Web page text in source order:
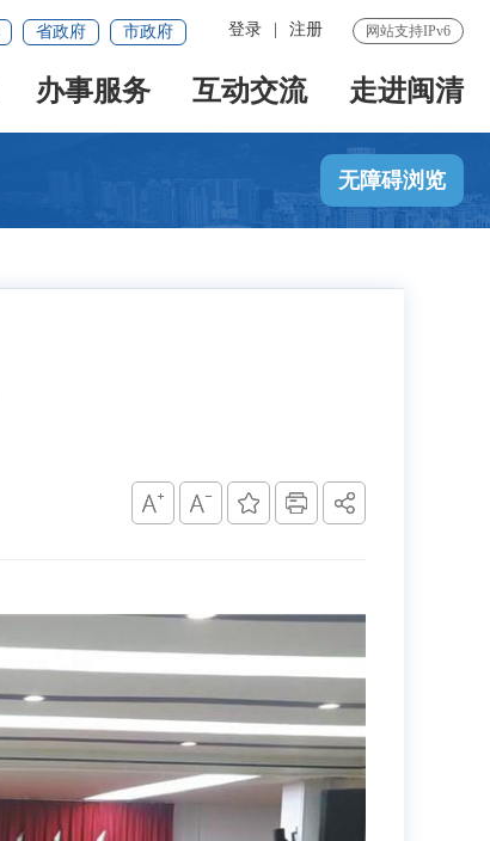
网站支持IPv6
登录 注册
省政府 市政府
办事服务 互动交流 走进闽清
无障碍浏览